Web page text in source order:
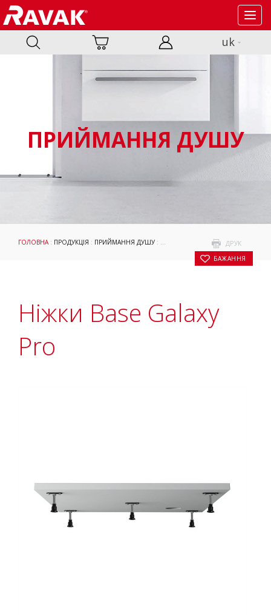
uk
ПРИЙМАННЯ ДУШУ
ДРУК
БАЖАННЯ
ГОЛОВНА: ПРОДУКЦІЯ : ПРИЙМАННЯ ДУШУ : ДУШОВІ ПІДДОНИ: АКСЕСУАРИ
Ніжки Base Galaxy
Pro